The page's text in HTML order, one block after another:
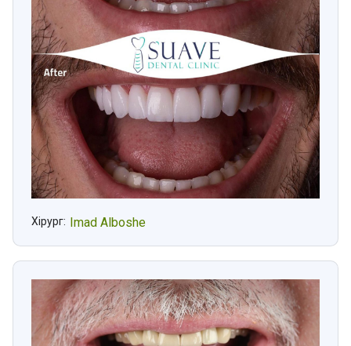
Хірург: Imad Alboshe